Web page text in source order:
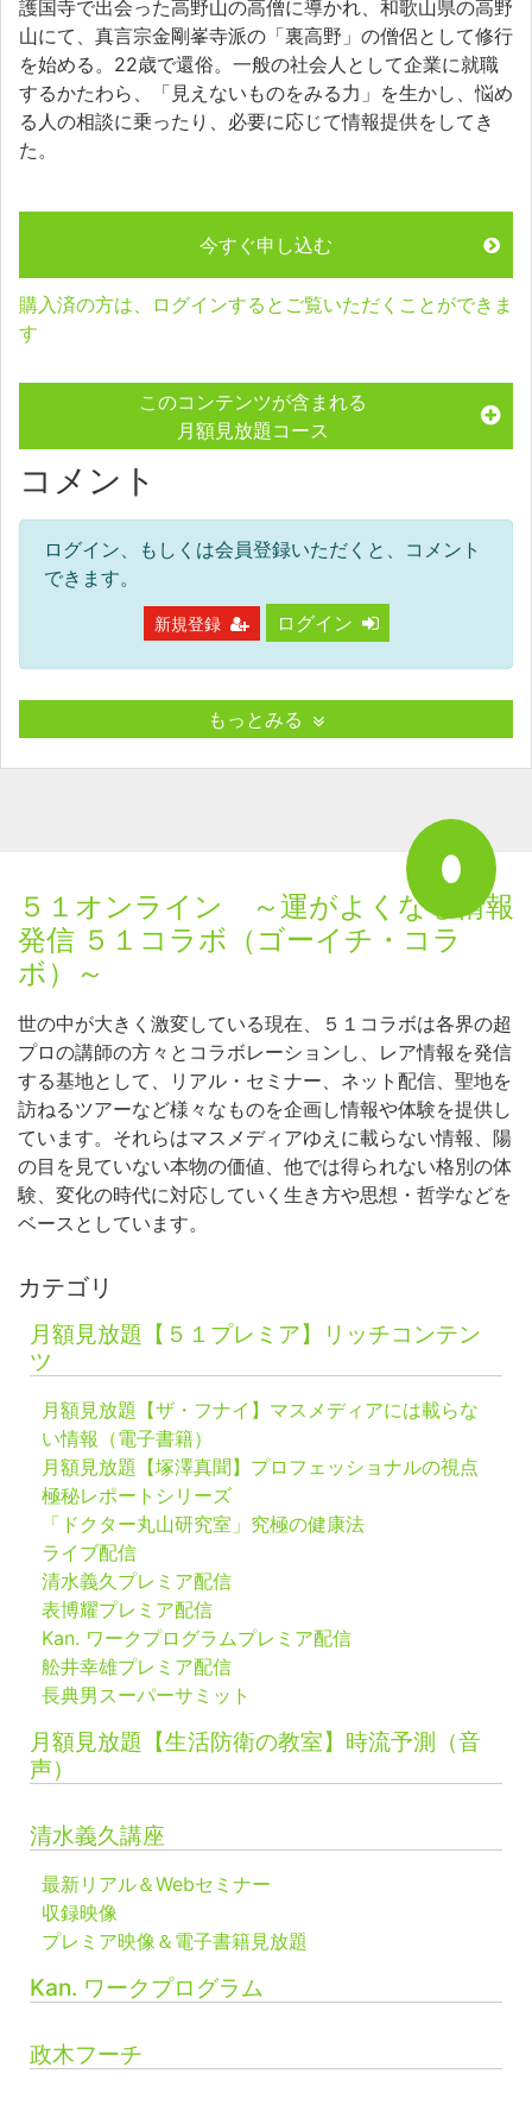
護国寺で出会った高野山の高僧に導かれ、和歌山県の高野
山にて、真言宗金剛峯寺派の「裏高野」の僧侶として修行
を始める。22歳で還俗。一般の社会人として企業に就職
するかたわら、「見えないものをみる力」を生かし、悩め
る人の相談に乗ったり、必要に応じて情報提供をしてき
た。
今すぐ申し込む
購入済の方は、ログインするとご覧いただくことができま
す
このコンテンツが含まれる
月額見放題コース
コメント
ログイン、もしくは会員登録いただくと、コメント
できます。
新規登録 ログイン
もっとみる
５１オンライン ～運がよくなる情報
発信 ５１コラボ（ゴーイチ・コラ
ボ）～
世の中が大きく激変している現在、５１コラボは各界の超
プロの講師の方々とコラボレーションし、レア情報を発信
する基地として、リアル・セミナー、ネット配信、聖地を
訪ねるツアーなど様々なものを企画し情報や体験を提供し
ています。それらはマスメディアゆえに載らない情報、陽
の目を見ていない本物の価値、他では得られない格別の体
験、変化の時代に対応していく生き方や思想・哲学などを
ベースとしています。
カテゴリ
月額見放題【５１プレミア】リッチコンテン
ツ
月額見放題【ザ・フナイ】マスメディアには載らな
い情報（電子書籍）
月額見放題【塚澤真聞】プロフェッショナルの視点
極秘レポートシリーズ
「ドクター丸山研究室」究極の健康法
ライブ配信
清水義久プレミア配信
表博耀プレミア配信
Kan. ワークプログラムプレミア配信
舩井幸雄プレミア配信
長典男スーパーサミット
月額見放題【生活防衛の教室】時流予測（音
声）
清水義久講座
最新リアル＆Webセミナー
収録映像
プレミア映像＆電子書籍見放題
Kan. ワークプログラム
政木フーチ